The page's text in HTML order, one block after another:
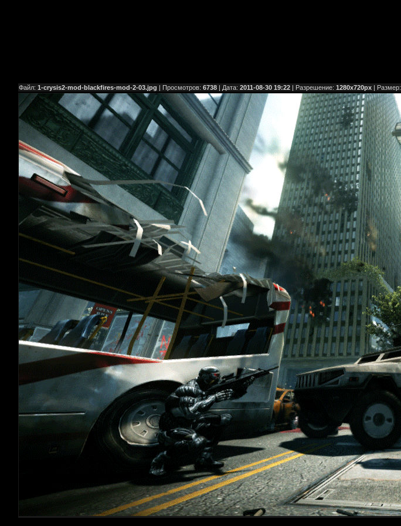
Файл: 1-crysis2-mod-blackfires-mod-2-03.jpg | Просмотров: 6738 | Дата: 2011-08-30 19:22 | Разрешение: 1280x720px | Размер: